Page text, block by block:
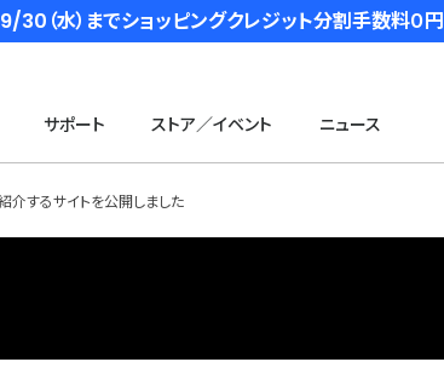
（水）までショッピングクレジット分割手数料０円
サポート ストア／イベント ニュース
介するサイトを公開しました